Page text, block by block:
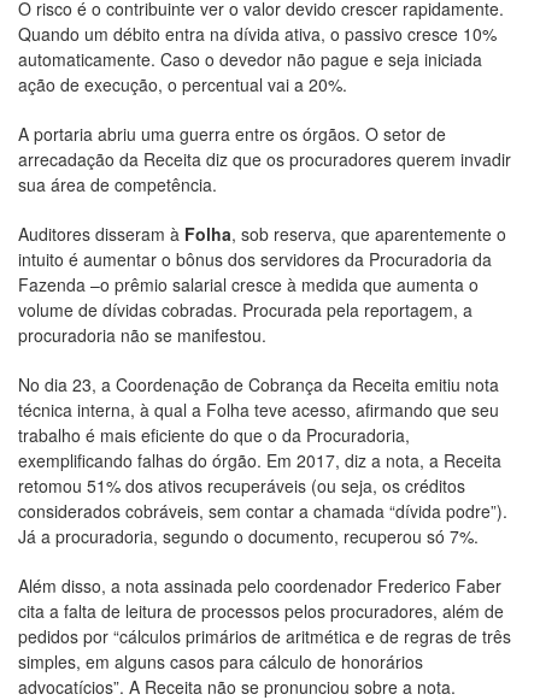
O risco é o contribuinte ver o valor devido crescer rapidamente.
Quando um débito entra na dívida ativa, o passivo cresce 10%
automaticamente. Caso o devedor não pague e seja iniciada
ação de execução, o percentual vai a 20%.
A portaria abriu uma guerra entre os órgãos. O setor de
arrecadação da Receita diz que os procuradores querem invadir
sua área de competência.
Auditores disseram à Folha, sob reserva, que aparentemente o
intuito é aumentar o bônus dos servidores da Procuradoria da
Fazenda –o prêmio salarial cresce à medida que aumenta o
volume de dívidas cobradas. Procurada pela reportagem, a
procuradoria não se manifestou.
No dia 23, a Coordenação de Cobrança da Receita emitiu nota
técnica interna, à qual a Folha teve acesso, afirmando que seu
trabalho é mais eficiente do que o da Procuradoria,
exemplificando falhas do órgão. Em 2017, diz a nota, a Receita
retomou 51% dos ativos recuperáveis (ou seja, os créditos
considerados cobráveis, sem contar a chamada “dívida podre”).
Já a procuradoria, segundo o documento, recuperou só 7%.
Além disso, a nota assinada pelo coordenador Frederico Faber
cita a falta de leitura de processos pelos procuradores, além de
pedidos por “cálculos primários de aritmética e de regras de três
simples, em alguns casos para cálculo de honorários
advocatícios”. A Receita não se pronunciou sobre a nota.